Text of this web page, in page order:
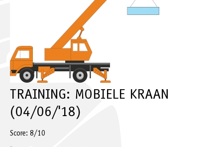
TRAINING: MOBIELE KRAAN
(04/06/'18)
Score: 8/10